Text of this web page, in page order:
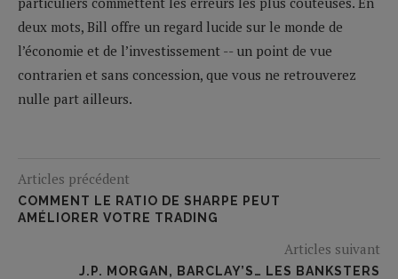
deux mots, Bill offre un regard lucide sur le monde de
l’économie et de l’investissement -- un point de vue
contrarien et sans concession, que vous ne retrouverez
nulle part ailleurs.
Articles précédent
COMMENT LE RATIO DE SHARPE PEUT
AMÉLIORER VOTRE TRADING
Articles suivant
J.P. MORGAN, BARCLAY’S… LES BANKSTERS